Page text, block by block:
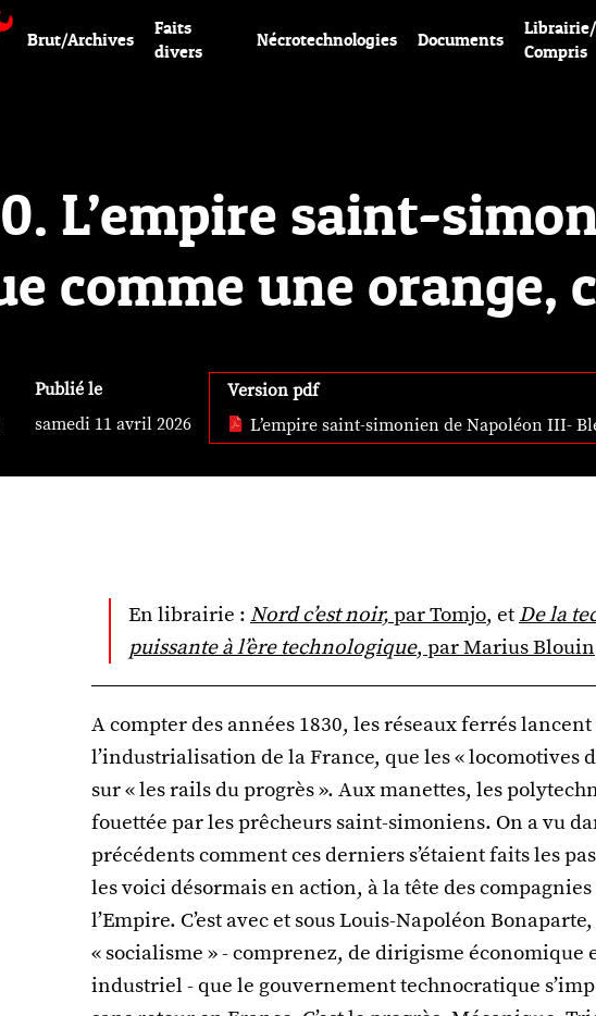
Brut/Archives
Faits
divers
Nécrotechnologies Documents
Compris
L’empire saint-
comme une orange,
Publié le
samedi 11 avril 2026
Version pdf
L’empire saint-simonien de Napoléon III-
En librairie :Nord c’est noir,par Tomjo, etDe la
puissante à l’ère technologique, par Marius Blouin
A compter des années 1830, les réseaux ferrés
l’industrialisation de la France, que les « locomotives
sur « les rails du progrès ». Aux manettes, les
fouettée par les prêcheurs saint-simoniens. On a vu
précédents comment ces derniers s’étaient faits les
les voici désormais en action, à la tête des
l’Empire. C’est avec et sous Louis-Napoléon
« socialisme » - comprenez, de dirigisme économique
industriel - que le gouvernement technocratique